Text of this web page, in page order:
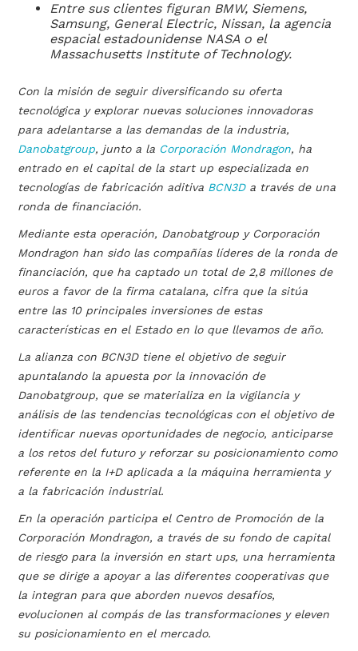
Entre sus clientes figuran BMW, Siemens,
Samsung, General Electric, Nissan, la agencia
espacial estadounidense NASA o el
Massachusetts Institute of Technology.
Con la misión de seguir diversificando su oferta
tecnológica y explorar nuevas soluciones innovadoras
para adelantarse a las demandas de la industria,
Danobatgroup, junto a la Corporación Mondragon, ha
entrado en el capital de la start up especializada en
tecnologías de fabricación aditiva BCN3D a través de una
ronda de financiación.
Mediante esta operación, Danobatgroup y Corporación
Mondragon han sido las compañías líderes de la ronda de
financiación, que ha captado un total de 2,8 millones de
euros a favor de la firma catalana, cifra que la sitúa
entre las 10 principales inversiones de estas
características en el Estado en lo que llevamos de año.
La alianza con BCN3D tiene el objetivo de seguir
apuntalando la apuesta por la innovación de
Danobatgroup, que se materializa en la vigilancia y
análisis de las tendencias tecnológicas con el objetivo de
identificar nuevas oportunidades de negocio, anticiparse
a los retos del futuro y reforzar su posicionamiento como
referente en la I+D aplicada a la máquina herramienta y
a la fabricación industrial.
En la operación participa el Centro de Promoción de la
Corporación Mondragon, a través de su fondo de capital
de riesgo para la inversión en start ups, una herramienta
que se dirige a apoyar a las diferentes cooperativas que
la integran para que aborden nuevos desafíos,
evolucionen al compás de las transformaciones y eleven
su posicionamiento en el mercado.